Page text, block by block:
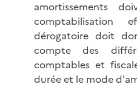
amortissements
comptabilisation
dérogatoire doit
compte des
comptables et
durée et le mode